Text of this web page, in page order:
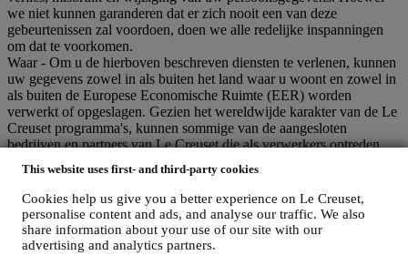
This website uses first- and third-party cookies
Cookies help us give you a better experience on Le Creuset,
personalise content and ads, and analyse our traffic. We also
share information about your use of our site with our
advertising and analytics partners.
we niet kunnen garanderen dat er zich nooit een van deze
gebeurtenissen zal voordoen, doen we alle redelijke inspanningen
om dat te voorkomen.
Waar- Om u de hierboven beschreven diensten te verlenen, kunnen
uw gegevens zowel in als buiten het land waar u woont en zowel in
als buiten de Europese Economische Ruimte (EER) worden
verwerkt of opgeslagen. Gezien het wereldwijde karakter van de Le
Creuset programma's, kunnen sommige van de aangesloten
bedrijven en partners van Le Creuset die als verwerkers optreden,
landen buiten het land waar u woont of in landen buiten de EER. In
elk geval kunnen uw gegevens alleen worden overgedragen aan
landen buiten de EER die een adequate bescherming bieden volgens
de Europese wetgeving (zoals Zwitserland, waar Le Creuset Group
AG is gevestigd) of, indien dit niet het geval is, onder specifieke